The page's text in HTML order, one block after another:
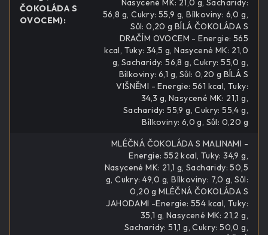
ČOKOLÁDA S
OVOCEM):
Nasycené MK: 21,0 g, Sacharidy:
56,8 g, Cukry: 55,9 g, Bílkoviny: 6,0 g,
Sůl: 0,20 g BÍLÁ ČOKOLÁDA S
DRAČÍM OVOCEM - Energie: 565
kcal, Tuky: 34,5 g, Nasycené MK: 21,0
g, Sacharidy: 56,8 g, Cukry: 55,0 g,
Bílkoviny: 6,1 g, Sůl: 0,20 g BÍLÁ S
VIŠNĚMI - Energie: 561 kcal, Tuky:
34,3 g, Nasycené MK: 21,1 g,
Sacharidy: 55,9 g, Cukry: 55,4 g,
Bílkoviny: 6,0 g, Sůl: 0,20 g
MLÉČNÁ ČOKOLÁDA S MALINAMI -
Energie: 552 kcal, Tuky: 34,9 g,
Nasycené MK: 21,1 g, Sacharidy: 50,5
g, Cukry: 49,0 g, Bílkoviny: 7,0 g, Sůl:
0,20 g MLÉČNÁ ČOKOLÁDA S
JAHODAMI -Energie: 554 kcal, Tuky:
35,1 g, Nasycené MK: 21,2 g,
Sacharidy: 51,1 g, Cukry: 50,0 g,